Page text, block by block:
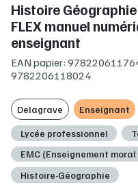
Histoire
FLEX manuel
enseignant
EAN papier:
9782206118024
Delagrave Enseignant
Lycée professionnel
EMC (Enseignement
Histoire-Géographie